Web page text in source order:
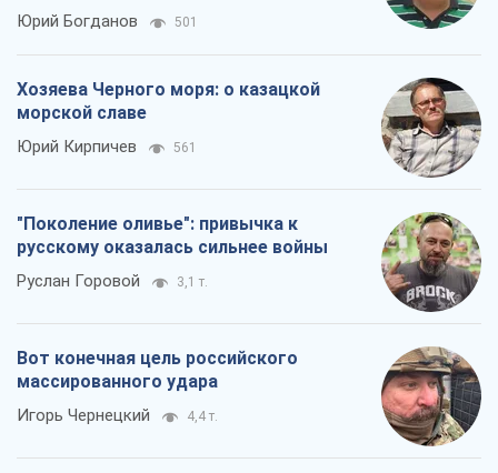
Юрий Богданов 501
Хозяева Черного моря: о казацкой
морской славе
Юрий Кирпичев 561
"Поколение оливье": привычка к
русскому оказалась сильнее войны
Руслан Горовой 3,1 т.
Вот конечная цель российского
массированного удара
Игорь Чернецкий 4,4 т.